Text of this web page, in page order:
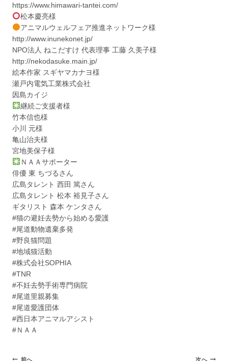
https://www.himawari-tantei.com/
松本慶亮様
アニマルウェルフェア推進ネットワーク様
http://www.inunekonet.jp/
NPO法人 ねこだすけ 代表理事 工藤 久美子様
http://nekodasuke.main.jp/
絵本作家 スギヤマカナヨ様
瀬戸内電気工業株式会社
因島カイジ
継続ご支援者様
竹本信也様
小川 元様
亀山治夫様
宮地美保子様
ＮＡＡサポーター
俳優 東 ちづるさん
広島タレント 西田 篤さん
広島タレント 松本 裕見子さん
ギタリスト 森本 ケンタさん
#猫の避妊去勢から始める愛護
#尾道動物遺棄多発
#野良猫問題
#地域猫活動
#株式会社SOPHIA
#TNR
#不妊去勢手術専門病院
#尾道里親募集
#尾道愛護団体
#西日本アニマルアシスト
#ＮＡＡ
前へ 次へ